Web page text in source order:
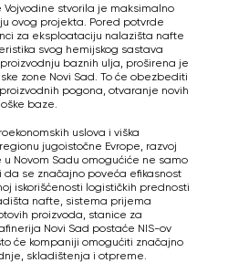
stvorila je maksimalno
ovog projekta. Pored potvrde
za eksploataciju nalazišta nafte
svog hemijskog sastava
baznih ulja, proširena je
zone Novi Sad. To će obezbediti
pogona, otvaranje novih
baze.
uslova i viška
jugoistočne Evrope, razvoj
Novom Sadu omogućiće ne samo
se značajno poveća efikasnost
iskorišćenosti logističkih prednosti
nafte, sistema prijema
proizvoda, stanice za
Novi Sad postaće NIS-ov
će kompaniji omogućiti značajno
skladištenja i otpreme.